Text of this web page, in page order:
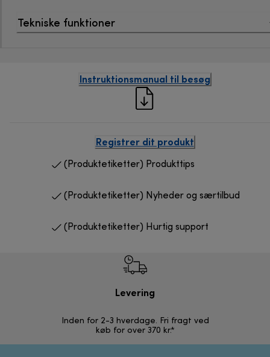
Tekniske funktioner
Instruktionsmanual til besøg
Registrer dit produkt
(Produktetiketter) Produkttips
(Produktetiketter) Nyheder og særtilbud
(Produktetiketter) Hurtig support
Levering
Inden for 2-3 hverdage. Fri fragt ved
køb for over 370 kr.*